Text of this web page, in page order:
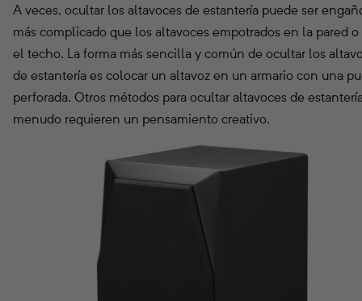
A veces, ocultar los altavoces de estantería puede ser
más complicado que los altavoces empotrados en la pared
el techo. La forma más sencilla y común de ocultar los
de estantería es colocar un altavoz en un armario con una
perforada. Otros métodos para ocultar altavoces de
menudo requieren un pensamiento creativo.